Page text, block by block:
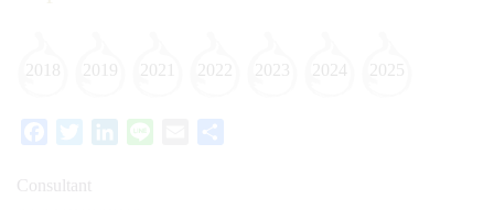
2018 2019 2021 2022 2023 2024 2025
FacebookTwitterLinkedIn Email
Consultant